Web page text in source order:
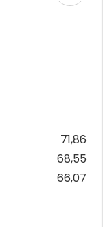
71,86
68,55
66,07